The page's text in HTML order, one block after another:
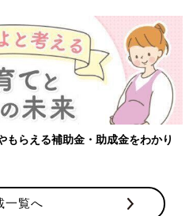
らえる補助金・助成金をわかり
一覧へ